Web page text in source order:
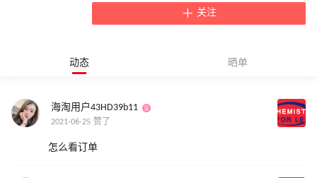
关注
动态 晒单
海淘用户43HD39b11
2021-06-25 赞了
怎么看订单